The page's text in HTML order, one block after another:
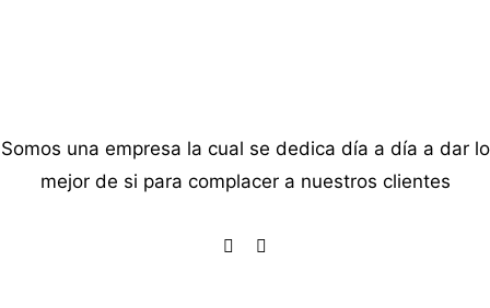
Somos una empresa la cual se dedica día a día a dar lo
mejor de si para complacer a nuestros clientes